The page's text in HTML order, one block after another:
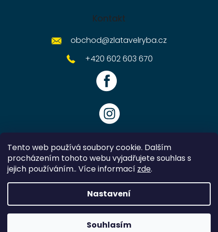
Tento web používá soubory cookie. Dalším
procházením tohoto webu vyjadřujete souhlas s
jejich používáním.. Více informací zde.
Nastavení
Souhlasím
Kontakt
obchod@zlatavelryba.cz
+420 602 603 670
Vytvořil Shoptet
Zlatavelryba.cz. Všechna práva vyhrazena.